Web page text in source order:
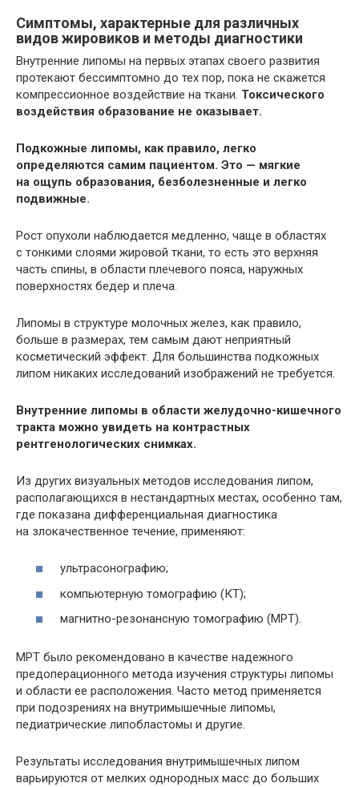
Симптомы, характерные для различных
видов жировиков и методы диагностики
Внутренние липомы на первых этапах своего развития
протекают бессимптомно до тех пор, пока не скажется
компрессионное воздействие на ткани. Токсического
воздействия образование не оказывает.
Подкожные липомы, как правило, легко
определяются самим пациентом. Это — мягкие
на ощупь образования, безболезненные и легко
подвижные.
Рост опухоли наблюдается медленно, чаще в областях
с тонкими слоями жировой ткани, то есть это верхняя
часть спины, в области плечевого пояса, наружных
поверхностях бедер и плеча.
Липомы в структуре молочных желез, как правило,
больше в размерах, тем самым дают неприятный
косметический эффект. Для большинства подкожных
липом никаких исследований изображений не требуется.
Внутренние липомы в области желудочно-кишечного
тракта можно увидеть на контрастных
рентгенологических снимках.
Из других визуальных методов исследования липом,
располагающихся в нестандартных местах, особенно там,
где показана дифференциальная диагностика
на злокачественное течение, применяют:
ультрасонографию;
компьютерную томографию (КТ);
магнитно-резонансную томографию (МРТ).
МРТ было рекомендовано в качестве надежного
предоперационного метода изучения структуры липомы
и области ее расположения. Часто метод применяется
при подозрениях на внутримышечные липомы,
педиатрические липобластомы и другие.
Результаты исследования внутримышечных липом
варьируются от мелких однородных масс до больших